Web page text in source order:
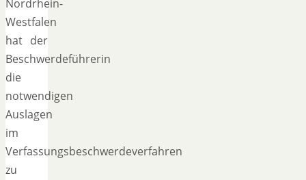
Nordrhein-
Westfalen
hat der
Beschwerdeführerin
die
notwendigen
Auslagen
im
Verfassungsbeschwerdeverfahren
zu